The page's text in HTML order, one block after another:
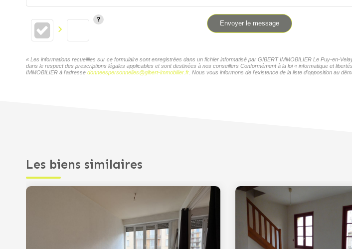
Envoyer le message
« Les informations recueillies sur ce formulaire sont enregistrées dans un fichier informatisé par GIBERT IMMOBILIER Le Puy-en-
dans le respect des prescriptions légales applicables et sont destinées à nos conseillers Conformément à la loi « informatique et
IMMOBILIER à l'adresse donneespersonnelles@gibert-immobilier.fr . Nous vous informons de l'existence de la liste d'opposition au
Les biens similaires